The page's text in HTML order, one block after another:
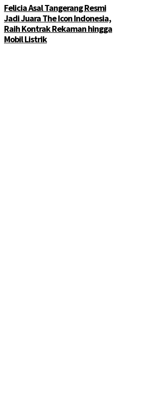
Felicia Asal Tangerang Resmi
Jadi Juara The Icon Indonesia,
Raih Kontrak Rekaman hingga
Mobil Listrik